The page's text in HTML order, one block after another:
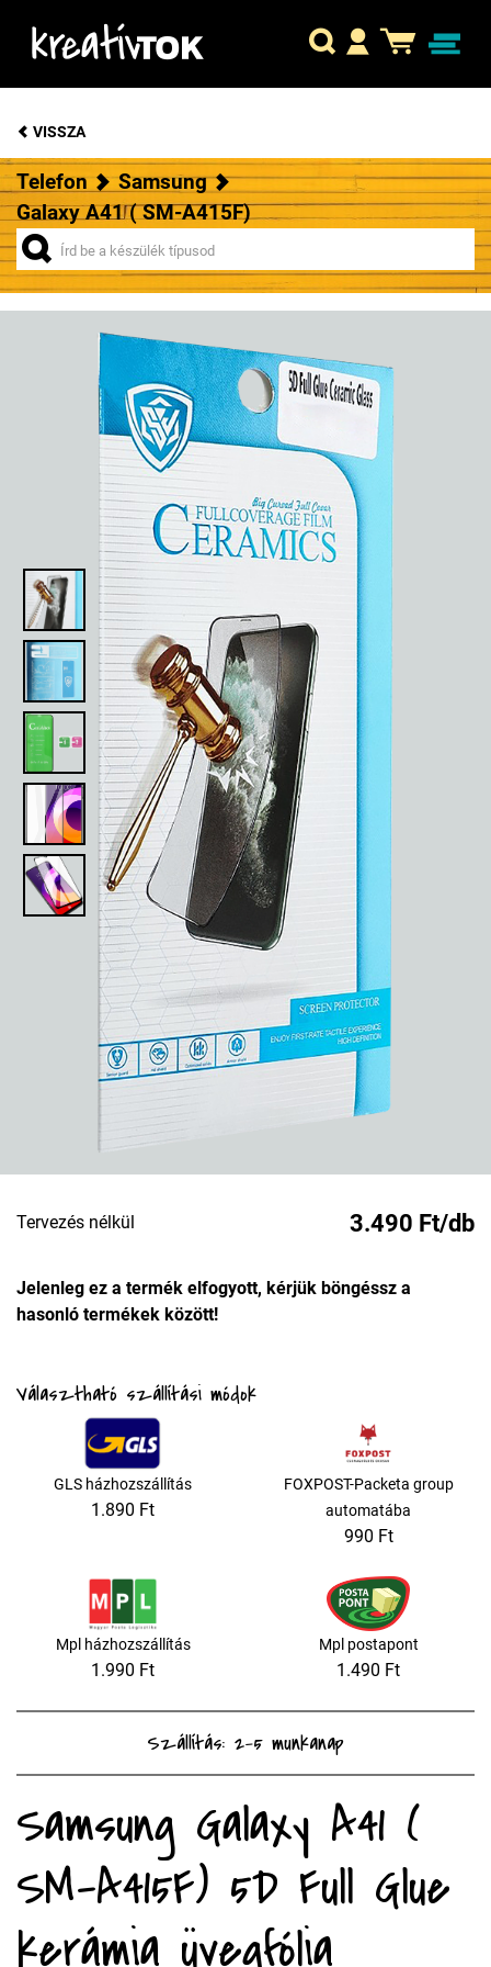
VISSZA
Telefon
Samsung
Galaxy A41 ( SM-A415F)
Tervezés nélkül 3.490 Ft/db
Jelenleg ez a termék elfogyott, kérjük böngéssz a
hasonló termékek között!
Választható szállítási módok
GLS házhozszállítás
1.890 Ft
FOXPOST-Packeta group
automatába
990 Ft
Mpl házhozszállítás
1.990 Ft
Mpl postapont
1.490 Ft
Szállítás: 2-5 munkanap
Samsung Galaxy A41 (
SM-A415F) 5D Full Glue
kerámia üvegfólia